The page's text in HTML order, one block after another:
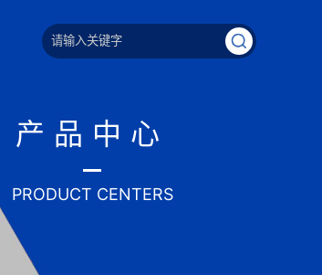
产品中心
PRODUCT CENTERS